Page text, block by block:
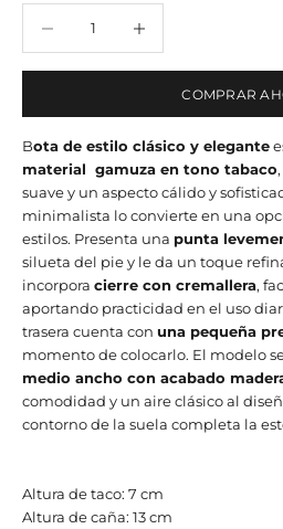
COMPRAR
Bota de estilo clásico y elegante
material gamuza en tono tabaco
suave y un aspecto cálido y
minimalista lo convierte en una
estilos. Presenta una punta
silueta del pie y le da un toque
incorpora cierre con cremallera,
aportando practicidad en el uso
trasera cuenta con una pequeña
momento de colocarlo. El modelo
medio ancho con acabado
comodidad y un aire clásico al
contorno de la suela completa la
Altura de taco: 7 cm
Altura de caña: 13 cm